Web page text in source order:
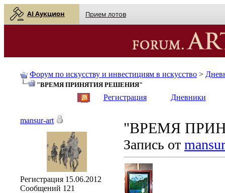
AI Аукцион Прием лотов
Форум по искусству и инвестициям в искусство >
"ВРЕМЯ ПРИНЯТИЯ РЕШЕНИЯ"
Регистрация Дневники
"ВРЕМЯ
Запись от
mansur-art
Регистрация 15.06.2012
Сообщений 121